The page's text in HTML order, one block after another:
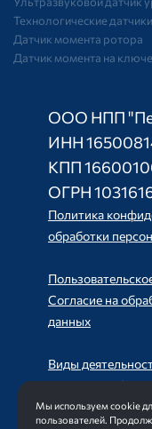
Технологические датчики
Датчик момента ротора
Датчик момента на ключе
ООО НПП
ИНН
КПП
ОГРН
Политика
обработки
Согласие на
данных
Виды
11.05.2023 №449
Мы используем cookie
пользователей.